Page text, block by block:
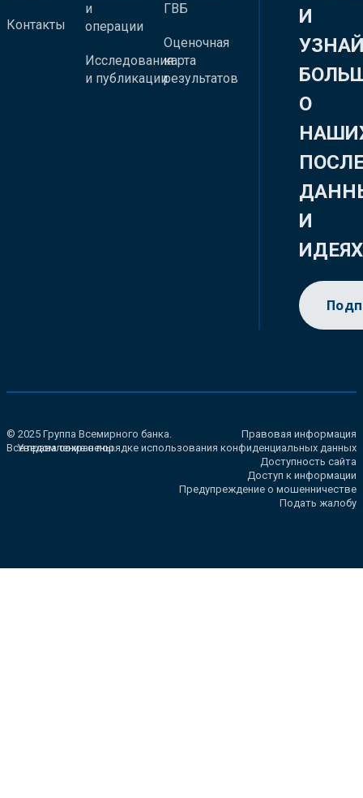
Контакты
и
операции
Исследования
и публикации
ГВБ
Оценочная
карта
результатов
И
О
И
ИДЕЯХ
© 2025 Группа Всемирного банка.
Все права сохранены.
Правовая информация
Уведомление о порядке использования конфиденциальных данных
Доступность сайта
Доступ к информации
Предупреждение о мошенничестве
Подать жалобу